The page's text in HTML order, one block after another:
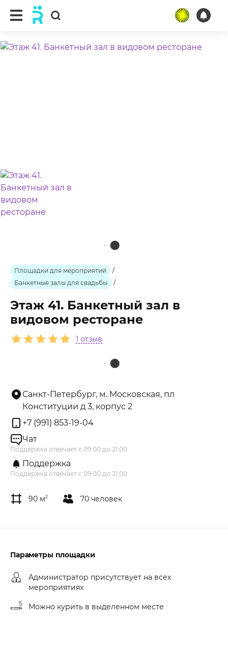
Площадки для мероприятий
/
Банкетные залы для свадьбы
/
Этаж 41. Банкетный зал в
видовом ресторане
1 отзыв
Санкт-Петербург, м. Московская, пл
Конституции д 3, корпус 2
+7 (991) 853-19-04
Чат
Поддержка отвечает с 09:00 до 21:00
Поддержка
Поддержка отвечает с 09:00 до 21:00
90 м2 70 человек
Параметры площадки
Администратор присутствует на всех
мероприятиях
Можно курить в выделенном месте